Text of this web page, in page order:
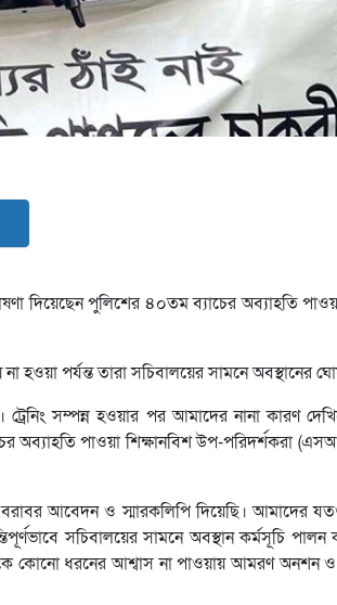
দিয়েছেন পুলিশের ৪০তম ব্যাচের অব্যাহতি
হওয়া পর্যন্ত তারা সচিবালয়ের সামনে অবস্থানের
সম্পন্ন হওয়ার পর আমাদের নানা কারণ
অব্যাহতি পাওয়া শিক্ষানবিশ উপ-পরিদর্শকরা
আবেদন ও স্মারকলিপি দিয়েছি। আমাদের
সচিবালয়ের সামনে অবস্থান কর্মসূচি
ধরনের আশ্বাস না পাওয়ায় আমরণ অনশন ও